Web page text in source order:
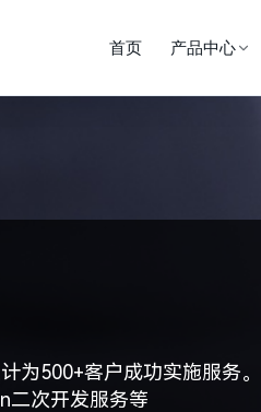
为500+客户成功实施服务。
二次开发服务等
首页 产品中心